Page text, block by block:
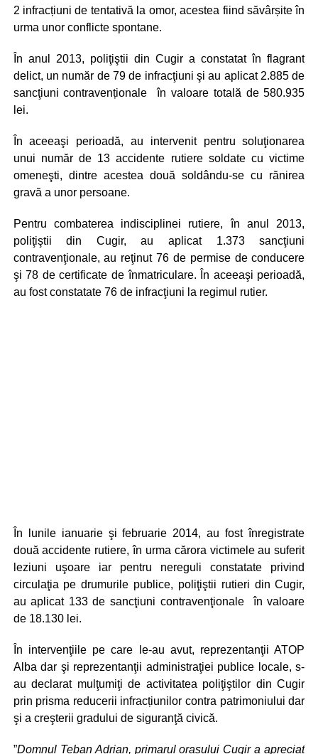
2 infracțiuni de tentativă la omor, acestea fiind săvârșite în
urma unor conflicte spontane.
În anul 2013, poliţiştii din Cugir a constatat în flagrant
delict, un număr de 79 de infracţiuni şi au aplicat 2.885 de
sancţiuni contravenționale în valoare totală de 580.935
lei.
În aceeaşi perioadă, au intervenit pentru soluţionarea
unui număr de 13 accidente rutiere soldate cu victime
omeneşti, dintre acestea două soldându-se cu rănirea
gravă a unor persoane.
Pentru combaterea indisciplinei rutiere, în anul 2013,
poliţiştii din Cugir, au aplicat 1.373 sancţiuni
contravenţionale, au reţinut 76 de permise de conducere
şi 78 de certificate de înmatriculare. În aceeaşi perioadă,
au fost constatate 76 de infracţiuni la regimul rutier.
În lunile ianuarie şi februarie 2014, au fost înregistrate
două accidente rutiere, în urma cărora victimele au suferit
leziuni uşoare iar pentru nereguli constatate privind
circulaţia pe drumurile publice, poliţiştii rutieri din Cugir,
au aplicat 133 de sancţiuni contravenţionale în valoare
de 18.130 lei.
În intervenţiile pe care le-au avut, reprezentanţii ATOP
Alba dar şi reprezentanţii administraţiei publice locale, s-
au declarat mulţumiţi de activitatea poliţiştilor din Cugir
prin prisma reducerii infracțiunilor contra patrimoniului dar
şi a creşterii gradului de siguranţă civică.
”Domnul Teban Adrian, primarul orașului Cugir a apreciat